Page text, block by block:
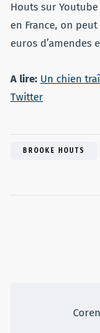
Houts sur
en France, on
euros d’amendes
A lire: Un chien
Twitter
BROOKE HOUTS